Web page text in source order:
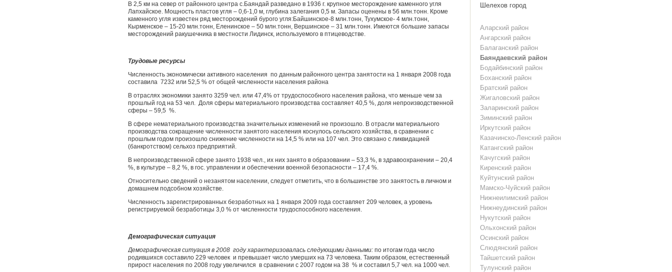
В 2,5 км на север от районного центра с.Баяндай разведано в 1936 г. крупное месторождение каменного угля
Лапхайское. Мощность пластов угля – 0,6-1,0 м, глубина залегания 0,5 м. Запасы оценены в 56 млн.тонн. Кроме
каменного угля известен ряд месторождений бурого угля:Байшинское-8 млн.тонн, Тухумское- 4 млн.тонн,
Кырменское – 15-20 млн.тонн, Еленинское – 50 млн.тонн, Вершинское – 31 млн.тонн. Имеются большие запасы
месторождений ракушечника в местности Лидинск, используемого в птицеводстве.
Трудовые ресурсы
Численность экономически активного населения по данным районного центра занятости на 1 января 2008 года
составила 7232 или 52,5 % от общей численности населения района
В отраслях экономики занято 3259 чел. или 47,4% от трудоспособного населения района, что меньше чем за
прошлый год на 53 чел. Доля сферы материального производства составляет 40,5 %, доля непроизводственной
сферы – 59,5 %.
В сфере нематериального производства значительных изменений не произошло. В отрасли материального
производства сокращение численности занятого населения коснулось сельского хозяйства, в сравнении с
прошлым годом произошло снижение численности на 14,5 % или на 107 чел. Это связано с ликвидацией
(банкротством) сельхоз предприятий.
В непроизводственной сфере занято 1938 чел., их них занято в образовании – 53,3 %, в здравоохранении – 20,4
%, в культуре – 8,2 %, в гос. управлении и обеспечении военной безопасности – 17,4 %.
Относительно сведений о незанятом населении, следует отметить, что в большинстве это занятость в личном и
домашнем подсобном хозяйстве.
Численность зарегистрированных безработных на 1 января 2009 года составляет 209 человек, а уровень
регистрируемой безработицы 3,0 % от численности трудоспособного населения.
Демографическая ситуация
Демографическая ситуация в 2008 году характеризовалась следующими данными: по итогам года число
родившихся составило 229 человек и превышает число умерших на 73 человека. Таким образом, естественный
прирост населения по 2008 году увеличился в сравнении с 2007 годом на 38 % и составил 5,7 чел. на 1000 чел.
Шелехов город
Аларский район
Ангарский район
Балаганский район
Баяндаевский район
Бодайбинский район
Боханский район
Братский район
Жигаловский район
Заларинский район
Зиминский район
Иркутский район
Казачинско-Ленский район
Катангский район
Качугский район
Киренский район
Куйтунский район
Мамско-Чуйский район
Нижнеилимский район
Нижнеудинский район
Нукутский район
Ольхонский район
Осинский район
Слюдянский район
Тайшетский район
Тулунский район